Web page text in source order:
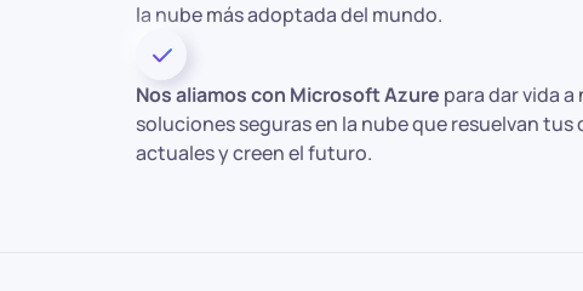
la nube más adoptada del mundo.
Nos aliamos con Microsoft Azure para dar vida a
soluciones seguras en la nube que resuelvan
actuales y creen el futuro.